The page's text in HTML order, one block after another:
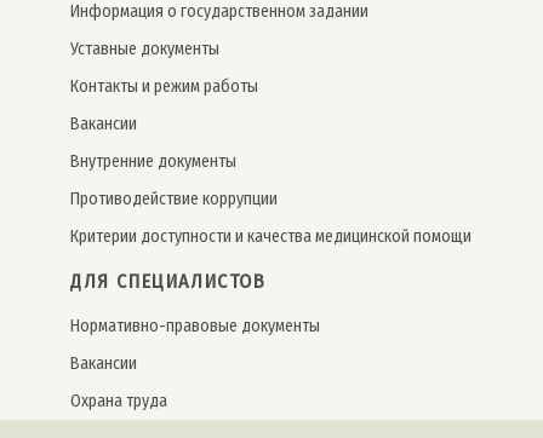
Информация о государственном задании
Уставные документы
Контакты и режим работы
Вакансии
Внутренние документы
Противодействие коррупции
Критерии доступности и качества медицинской помощи
ДЛЯ СПЕЦИАЛИСТОВ
Нормативно-правовые документы
Вакансии
Охрана труда